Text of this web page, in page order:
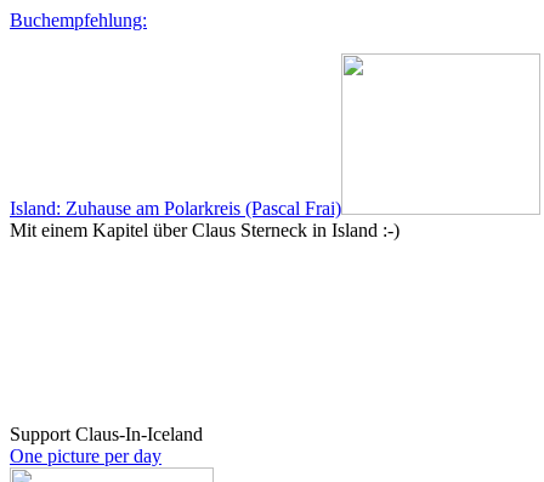
Buchempfehlung:
Island: Zuhause am Polarkreis (Pascal Frai)
Mit einem Kapitel über Claus Sterneck in Island :-)
Support Claus-In-Iceland
One picture per day